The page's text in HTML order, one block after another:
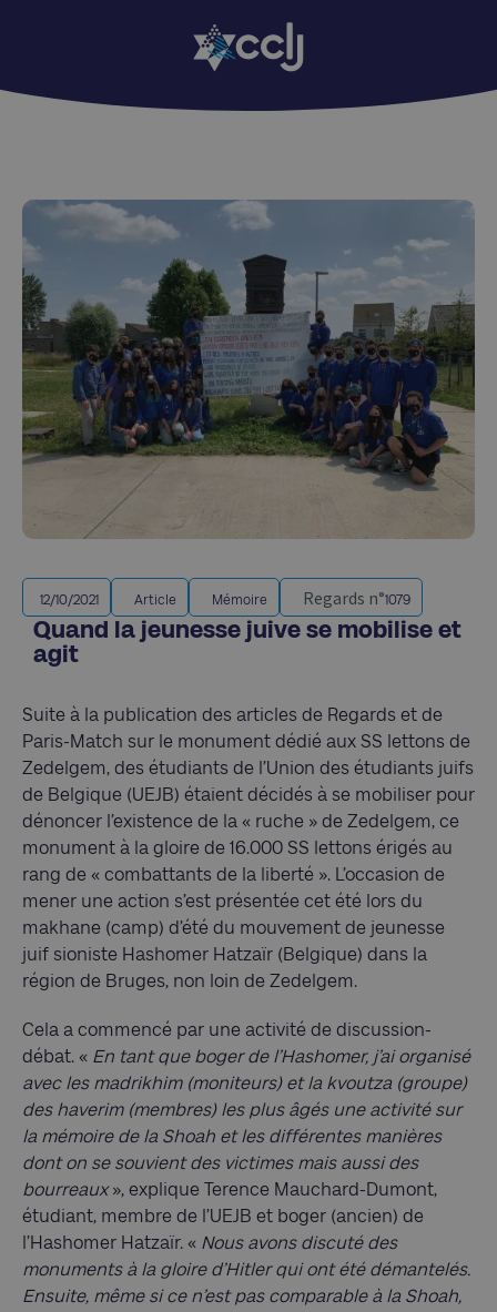
12/10/2021 Article Mémoire Regards n°1079
Quand la jeunesse juive se mobilise et
agit
Suite à la publication des articles de Regards et de
Paris-Match sur le monument dédié aux SS lettons de
Zedelgem, des étudiants de l’Union des étudiants juifs
de Belgique (UEJB) étaient décidés à se mobiliser pour
dénoncer l’existence de la « ruche » de Zedelgem, ce
monument à la gloire de 16.000 SS lettons érigés au
rang de « combattants de la liberté ». L’occasion de
mener une action s’est présentée cet été lors du
makhane (camp) d’été du mouvement de jeunesse
juif sioniste Hashomer Hatzaïr (Belgique) dans la
région de Bruges, non loin de Zedelgem.
Cela a commencé par une activité de discussion-
débat. « En tant que boger de l’Hashomer, j’ai organisé
avec les madrikhim (moniteurs) et la kvoutza (groupe)
des haverim (membres) les plus âgés une activité sur
la mémoire de la Shoah et les différentes manières
dont on se souvient des victimes mais aussi des
bourreaux», explique Terence Mauchard-Dumont,
étudiant, membre de l’UEJB et boger (ancien) de
l’Hashomer Hatzaïr. « Nous avons discuté des
monuments à la gloire d’Hitler qui ont été démantelés.
Ensuite, même si ce n’est pas comparable à la Shoah,